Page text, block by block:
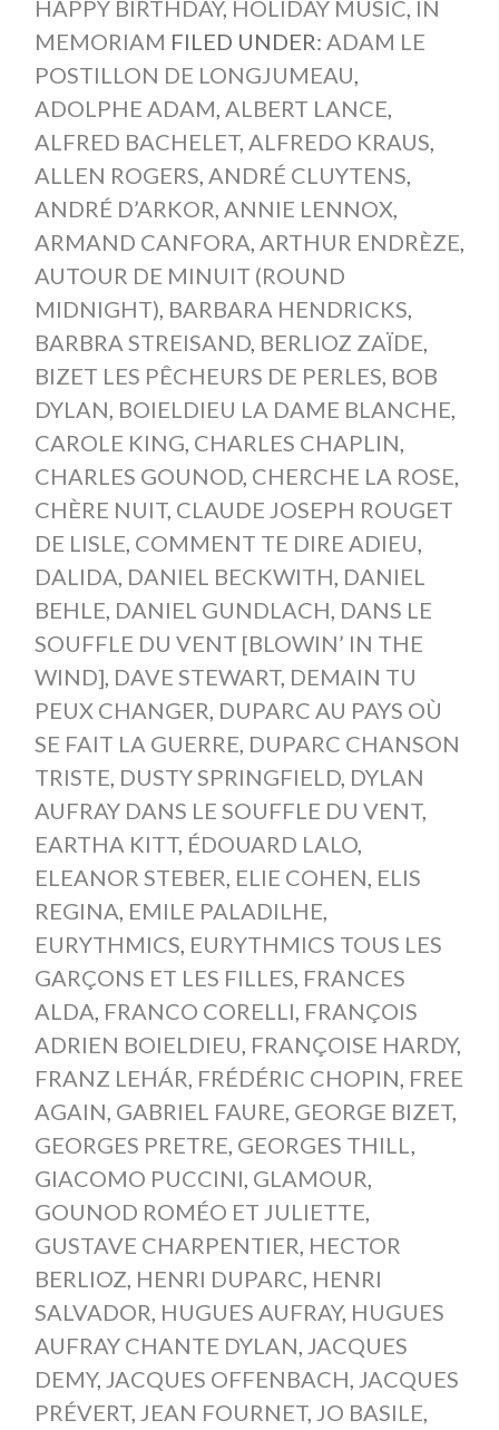
HAPPY BIRTHDAY, HOLIDAY MUSIC, IN
MEMORIAM FILED UNDER: ADAM LE
POSTILLON DE LONGJUMEAU,
ADOLPHE ADAM, ALBERT LANCE,
ALFRED BACHELET, ALFREDO KRAUS,
ALLEN ROGERS, ANDRÉ CLUYTENS,
ANDRÉ D’ARKOR, ANNIE LENNOX,
ARMAND CANFORA, ARTHUR ENDRÈZE,
AUTOUR DE MINUIT (ROUND
MIDNIGHT), BARBARA HENDRICKS,
BARBRA STREISAND, BERLIOZ ZAÏDE,
BIZET LES PÊCHEURS DE PERLES, BOB
DYLAN, BOIELDIEU LA DAME BLANCHE,
CAROLE KING, CHARLES CHAPLIN,
CHARLES GOUNOD, CHERCHE LA ROSE,
CHÈRE NUIT, CLAUDE JOSEPH ROUGET
DE LISLE, COMMENT TE DIRE ADIEU,
DALIDA, DANIEL BECKWITH, DANIEL
BEHLE, DANIEL GUNDLACH, DANS LE
SOUFFLE DU VENT [BLOWIN’ IN THE
WIND], DAVE STEWART, DEMAIN TU
PEUX CHANGER, DUPARC AU PAYS OÙ
SE FAIT LA GUERRE, DUPARC CHANSON
TRISTE, DUSTY SPRINGFIELD, DYLAN
AUFRAY DANS LE SOUFFLE DU VENT,
EARTHA KITT, ÉDOUARD LALO,
ELEANOR STEBER, ELIE COHEN, ELIS
REGINA, EMILE PALADILHE,
EURYTHMICS, EURYTHMICS TOUS LES
GARÇONS ET LES FILLES, FRANCES
ALDA, FRANCO CORELLI, FRANÇOIS
ADRIEN BOIELDIEU, FRANÇOISE HARDY,
FRANZ LEHÁR, FRÉDÉRIC CHOPIN, FREE
AGAIN, GABRIEL FAURE, GEORGE BIZET,
GEORGES PRETRE, GEORGES THILL,
GIACOMO PUCCINI, GLAMOUR,
GOUNOD ROMÉO ET JULIETTE,
GUSTAVE CHARPENTIER, HECTOR
BERLIOZ, HENRI DUPARC, HENRI
SALVADOR, HUGUES AUFRAY, HUGUES
AUFRAY CHANTE DYLAN, JACQUES
DEMY, JACQUES OFFENBACH, JACQUES
PRÉVERT, JEAN FOURNET, JO BASILE,